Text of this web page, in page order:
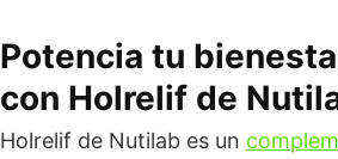
Potencia tu
con Holrelif de
Holrelif de Nutilab es un